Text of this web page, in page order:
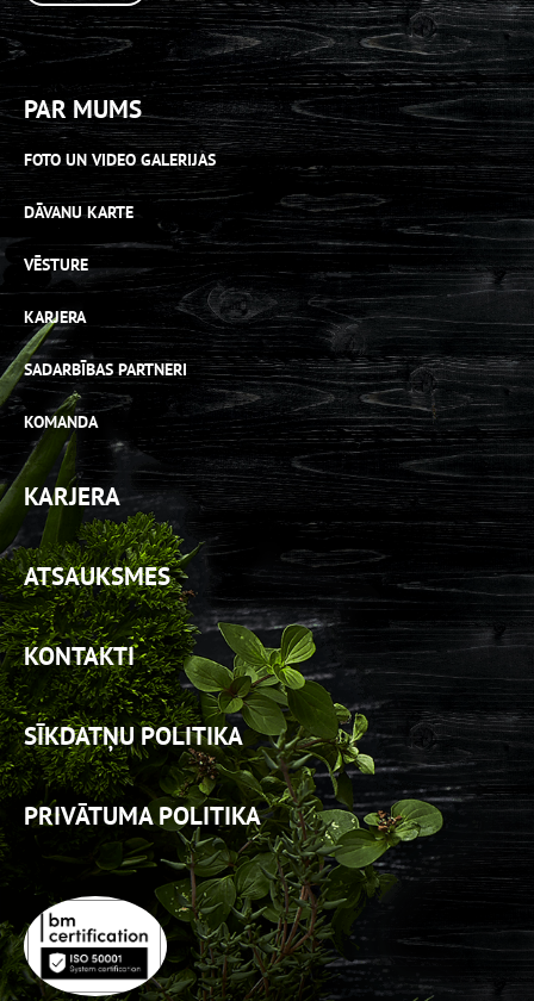
PAR MUMS
FOTO UN VIDEO GALERIJAS
DĀVANU KARTE
VĒSTURE
KARJERA
SADARBĪBAS PARTNERI
KOMANDA
KARJERA
ATSAUKSMES
KONTAKTI
SĪKDATŅU POLITIKA
PRIVĀTUMA POLITIKA